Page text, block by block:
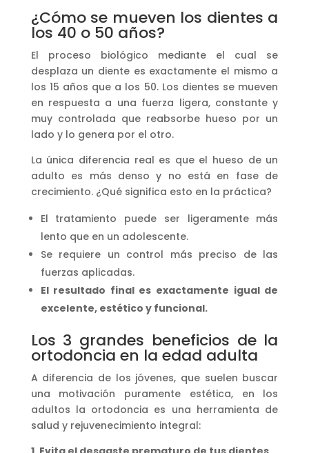
¿Cómo se mueven los dientes a
los 40 o 50 años?
El proceso biológico mediante el cual se
desplaza un diente es exactamente el mismo a
los 15 años que a los 50. Los dientes se mueven
en respuesta a una fuerza ligera, constante y
muy controlada que reabsorbe hueso por un
lado y lo genera por el otro.
La única diferencia real es que el hueso de un
adulto es más denso y no está en fase de
crecimiento. ¿Qué significa esto en la práctica?
El tratamiento puede ser ligeramente más
lento que en un adolescente.
Se requiere un control más preciso de las
fuerzas aplicadas.
El resultado final es exactamente igual de
excelente, estético y funcional.
Los 3 grandes beneficios de la
ortodoncia en la edad adulta
A diferencia de los jóvenes, que suelen buscar
una motivación puramente estética, en los
adultos la ortodoncia es una herramienta de
salud y rejuvenecimiento integral: